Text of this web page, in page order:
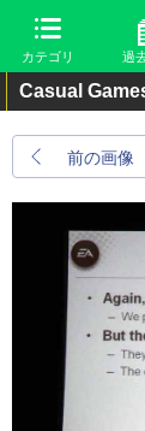
カテゴリ 過
Casual
前の画像